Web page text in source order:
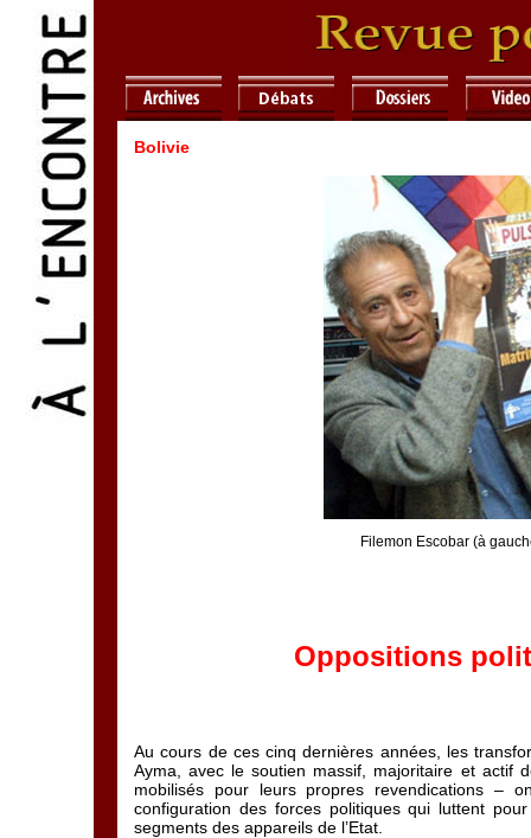
Bolivie
Filemon Escobar (à
Oppositions
Au cours de ces cinq dernières années, les
Ayma, avec le soutien massif, majoritaire et actif
mobilisés pour leurs propres revendications –
configuration des forces politiques qui luttent
segments des appareils de l’Etat.